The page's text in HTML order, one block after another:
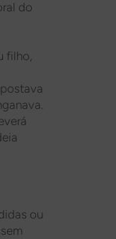
do
filho,
ou